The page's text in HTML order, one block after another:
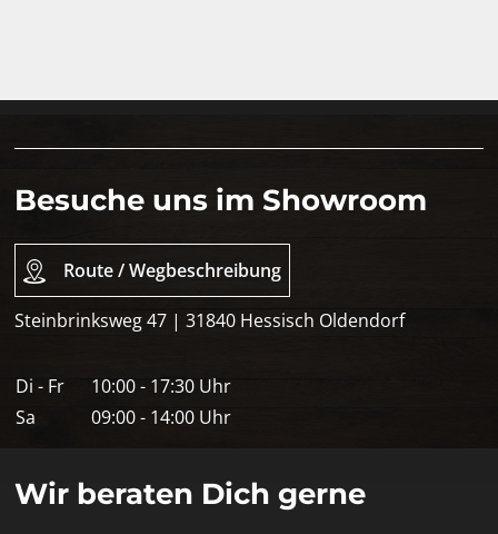
Besuche uns im Showroom
Route / Wegbeschreibung
Steinbrinksweg 47 | 31840 Hessisch Oldendorf
Di - Fr
10:00 - 17:30 Uhr
Sa
09:00 - 14:00 Uhr
Wir beraten Dich gerne